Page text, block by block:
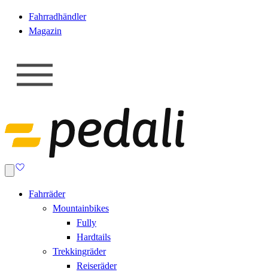
Fahrradhändler
Magazin
Fahrräder
Mountainbikes
Fully
Hardtails
Trekkingräder
Reiseräder